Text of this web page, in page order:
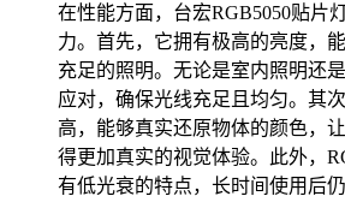
在性能方面，台宏RGB5050贴片
力。首先，它拥有极高的亮度，
充足的照明。无论是室内照明还
应对，确保光线充足且均匀。其
高，能够真实还原物体的颜色，
得更加真实的视觉体验。此外，
有低光衰的特点，长时间使用后